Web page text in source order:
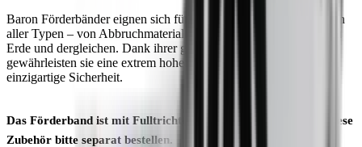
Baron Förderbänder eignen sich für den Transport von Materialien
aller Typen – von Abbruchmaterialien, über Nassmörtel bis hin zu
Erde und dergleichen. Dank ihrer geschlossenen Seitenprofile
gewährleisten sie eine extrem hohe Belastbarkeit und eine
einzigartige Sicherheit.
Das Förderband ist mit Fulltrichter und Fahrgestell gezeigt. Diese
Zubehör bitte separat bestellen.